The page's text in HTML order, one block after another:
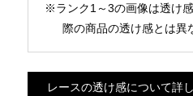
※ランク1～3の画像は透け
際の商品の透け感とは異
レースの透け感について詳